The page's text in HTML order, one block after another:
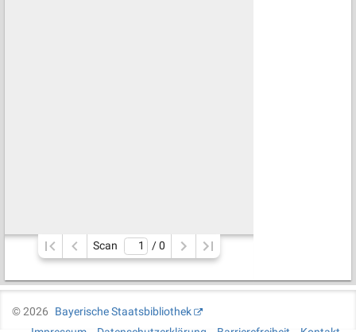
Scan / 0
©2026
Bayerische Staatsbibliothek